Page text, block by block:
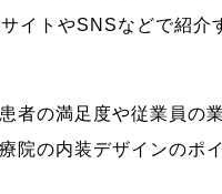
イトやSNSなどで紹介
者の満足度や従業員の
院の内装デザインのポ